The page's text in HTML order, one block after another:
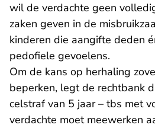
wil de verdachte geen
zaken geven in de
kinderen die aangifte deden
pedofiele gevoelens.
Om de kans op herhaling
beperken, legt de rechtbank
celstraf van 5 jaar – tbs met
verdachte moet meewerken